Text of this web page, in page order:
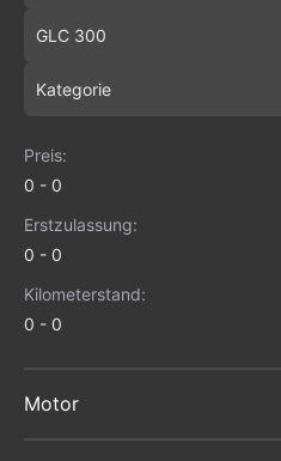
GLC 300
Kategorie
Preis:
0
0
Erstzulassung:
0
0
Kilometerstand:
0
0
Motor